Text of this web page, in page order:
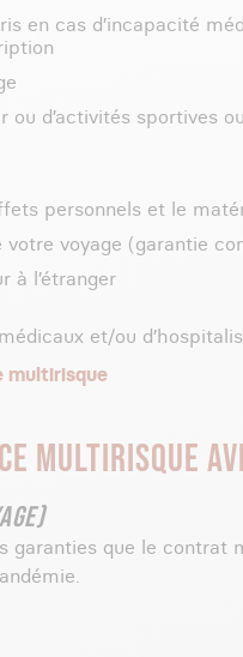
en cas d’incapacité
ou d’activités sportives
personnels et le
voyage (garantie
à l’étranger
et/ou
multirisque
MULTIRISQUE
garanties que le contrat